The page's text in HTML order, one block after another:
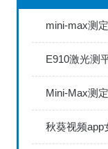
mini-max测
E910激光测